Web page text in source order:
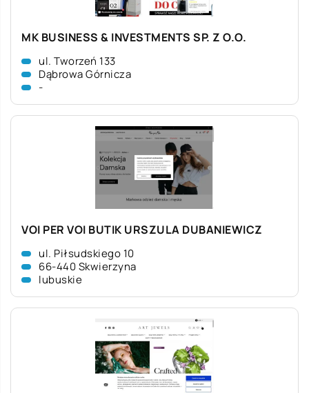
MK BUSINESS & INVESTMENTS SP. Z O.O.
ul. Tworzeń 133
Dąbrowa Górnicza
-
VOI PER VOI BUTIK URSZULA DUBANIEWICZ
ul. Piłsudskiego 10
66-440 Skwierzyna
lubuskie